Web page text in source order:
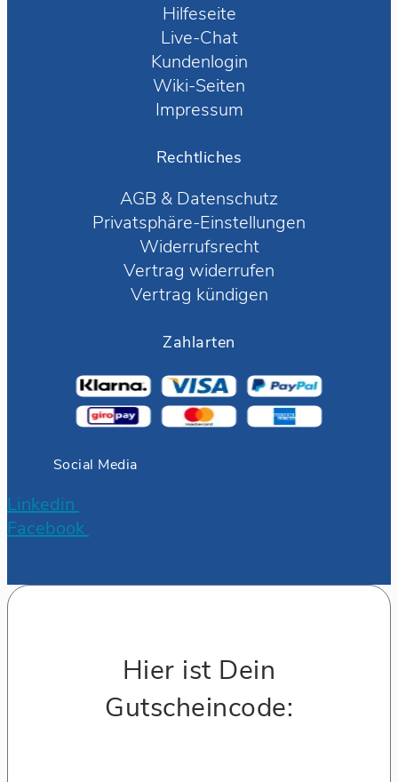
Hilfeseite
Live-Chat
Kundenlogin
Wiki-Seiten
Impressum
Rechtliches
AGB & Datenschutz
Privatsphäre-Einstellungen
Widerrufsrecht
Vertrag widerrufen
Vertrag kündigen
Zahlarten
Social Media
Linkedin
Facebook
Hier ist Dein
Gutscheincode: